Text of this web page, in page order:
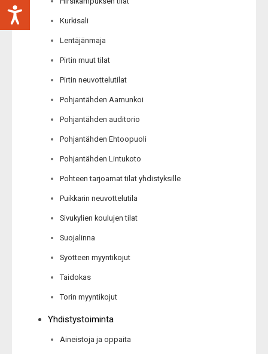
Kurkisali
Lentäjänmaja
Pirtin muut tilat
Pirtin neuvottelutilat
Pohjantähden Aamunkoi
Pohjantähden auditorio
Pohjantähden Ehtoopuoli
Pohjantähden Lintukoto
Pohteen tarjoamat tilat yhdistyksille
Puikkarin neuvottelutila
Sivukylien koulujen tilat
Suojalinna
Syötteen myyntikojut
Taidokas
Torin myyntikojut
Yhdistystoiminta
Aineistoja ja oppaita